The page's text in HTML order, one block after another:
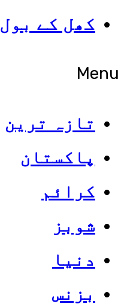
کھل کے بول
Menu
تازہ ترین
پاکستان
کرائم
شوبز
دنیا
بزنس